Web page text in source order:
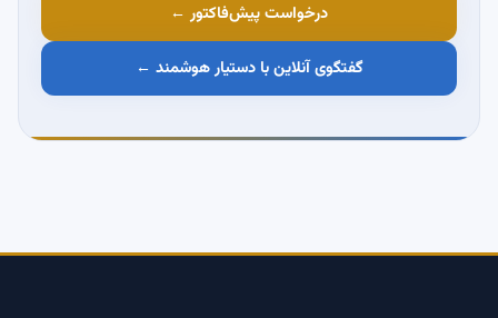
درخواست پیش‌فاکتور ←
گفتگوی آنلاین با دستیار هوشمند ←